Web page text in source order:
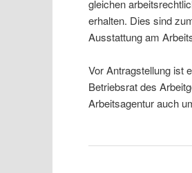
gleichen
erhalten. Dies sind
Ausstattung am
Vor Antragstellung ist
Betriebsrat des
Arbeitsagentur auch